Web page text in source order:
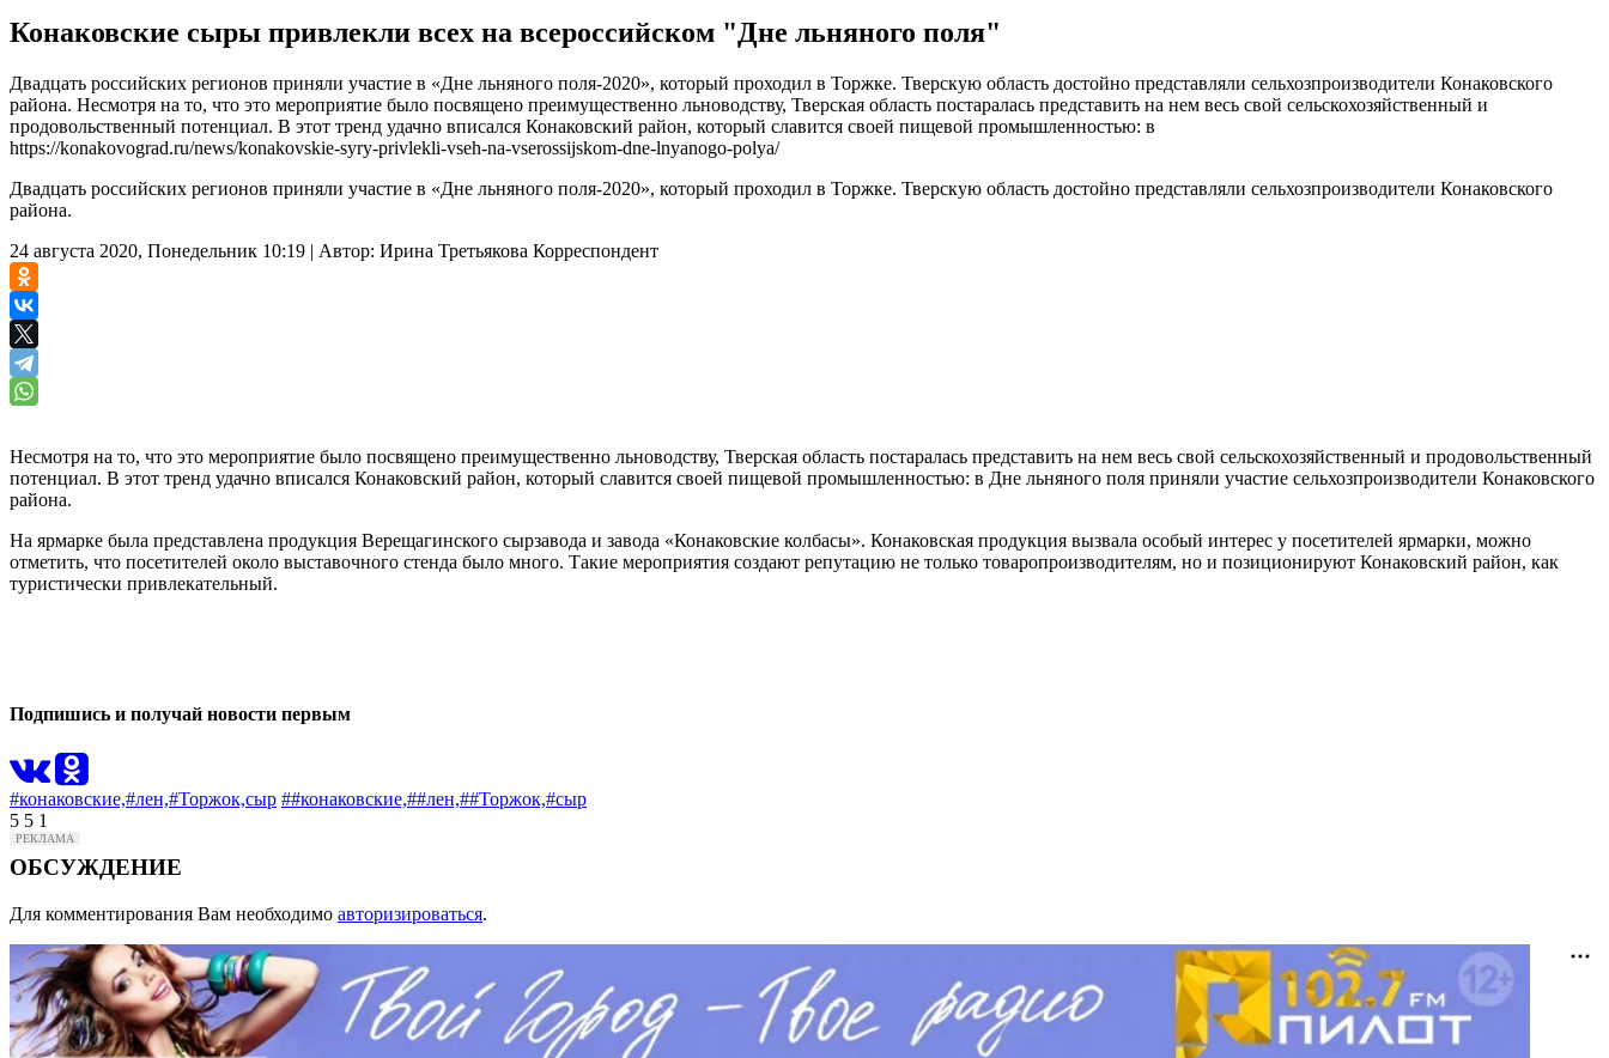
Конаковские сыры привлекли всех на всероссийском "Дне льняного поля"
Двадцать российских регионов приняли участие в «Дне льняного поля-2020», который проходил в Торжке. Тверскую область достойно представляли сельхозпроизводители Конаковского
района. Несмотря на то, что это мероприятие было посвящено преимущественно льноводству, Тверская область постаралась представить на нем весь свой сельскохозяйственный и
продовольственный потенциал. В этот тренд удачно вписался Конаковский район, который славится своей пищевой промышленностью: в
https://konakovograd.ru/news/konakovskie-syry-privlekli-vseh-na-vserossijskom-dne-lnyanogo-polya/
Двадцать российских регионов приняли участие в «Дне льняного поля-2020», который проходил в Торжке. Тверскую область достойно представляли сельхозпроизводители Конаковского
района.
24 августа 2020, Понедельник 10:19 | Автор: Ирина Третьякова Корреспондент
Несмотря на то, что это мероприятие было посвящено преимущественно льноводству, Тверская область постаралась представить на нем весь свой сельскохозяйственный и продовольственный
потенциал. В этот тренд удачно вписался Конаковский район, который славится своей пищевой промышленностью: в Дне льняного поля приняли участие сельхозпроизводители Конаковского
района.
На ярмарке была представлена продукция Верещагинского сырзавода и завода «Конаковские колбасы». Конаковская продукция вызвала особый интерес у посетителей ярмарки, можно
отметить, что посетителей около выставочного стенда было много. Такие мероприятия создают репутацию не только товаропроизводителям, но и позиционируют Конаковский район, как
туристически привлекательный.
Подпишись и получай новости первым
#конаковские,#лен,#Торжок,сыр ##конаковские,##лен,##Торжок,#сыр
5 5 1
ОБСУЖДЕНИЕ
Для комментирования Вам необходимо авторизироваться.